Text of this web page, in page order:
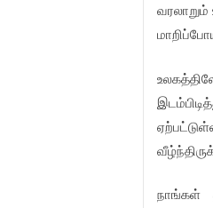
வரலாறும்
நாங்கள்